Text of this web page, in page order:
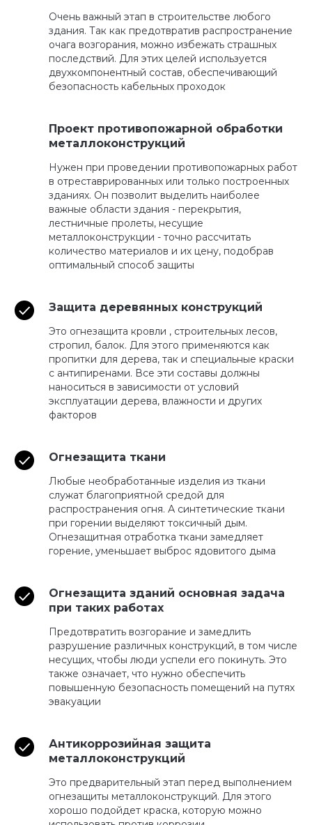
Очень важный этап в строительстве любого
здания. Так как предотвратив распространение
очага возгорания, можно избежать страшных
последствий. Для этих целей используется
двухкомпонентный состав, обеспечивающий
безопасность кабельных проходок
Проект противопожарной обработки
металлоконструкций
Нужен при проведении противопожарных работ
в отреставрированных или только построенных
зданиях. Он позволит выделить наиболее
важные области здания - перекрытия,
лестничные пролеты, несущие
металлоконструкции - точно рассчитать
количество материалов и их цену, подобрав
оптимальный способ защиты
Защита деревянных конструкций
Это огнезащита кровли , строительных лесов,
стропил, балок. Для этого применяются как
пропитки для дерева, так и специальные краски
с антипиренами. Все эти составы должны
наноситься в зависимости от условий
эксплуатации дерева, влажности и других
факторов
Огнезащита ткани
Любые необработанные изделия из ткани
служат благоприятной средой для
распространения огня. А синтетические ткани
при горении выделяют токсичный дым.
Огнезащитная отработка ткани замедляет
горение, уменьшает выброс ядовитого дыма
Огнезащита зданий основная задача
при таких работах
Предотвратить возгорание и замедлить
разрушение различных конструкций, в том числе
несущих, чтобы люди успели его покинуть. Это
также означает, что нужно обеспечить
повышенную безопасность помещений на путях
эвакуации
Антикоррозийная защита
металлоконструкций
Это предварительный этап перед выполнением
огнезащиты металлоконструкций. Для этого
хорошо подойдет краска, которую можно